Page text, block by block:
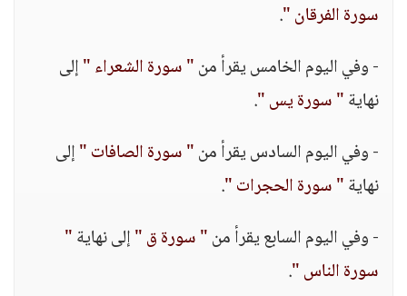
سورة الفرقان ".
- وفي اليوم الخامس يقرأ من" سورة الشعراء "إلى
نهاية" سورة يس ".
- وفي اليوم السادس يقرأ من" سورة الصافات "إلى
نهاية" سورة الحجرات ".
- وفي اليوم السابع يقرأ من" سورة ق "إلى نهاية"
سورة الناس ".